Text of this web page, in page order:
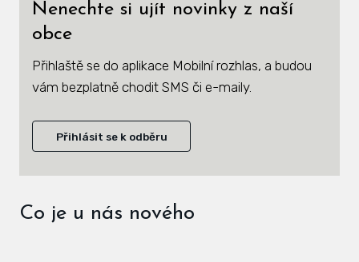
Nenechte si ujít novinky z naší
obce
Přihlaště se do aplikace Mobilní rozhlas, a budou
vám bezplatně chodit SMS či e-maily.
Přihlásit se k odběru
Co je u nás nového